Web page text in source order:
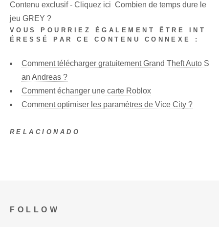
Contenu exclusif - Cliquez ici Combien de temps dure le
jeu GREY ?
VOUS POURRIEZ ÉGALEMENT ÊTRE INT
ÉRESSÉ PAR CE CONTENU CONNEXE :
Comment télécharger gratuitement Grand Theft Auto S
an Andreas ?
Comment échanger une carte Roblox
Comment optimiser les paramètres de Vice City ?
RELACIONADO
FOLLOW